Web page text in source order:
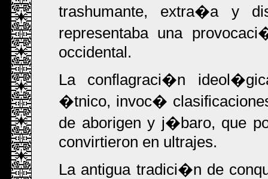
trashumante, extra�a y
representaba una
occidental.
La conflagraci�n
�tnico, invoc�
de aborigen y j�baro, que
convirtieron en ultrajes.
La antigua tradici�n de